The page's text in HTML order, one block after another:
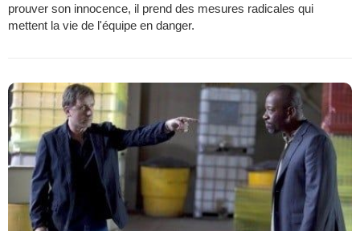
prouver son innocence, il prend des mesures radicales qui
mettent la vie de l'équipe en danger.